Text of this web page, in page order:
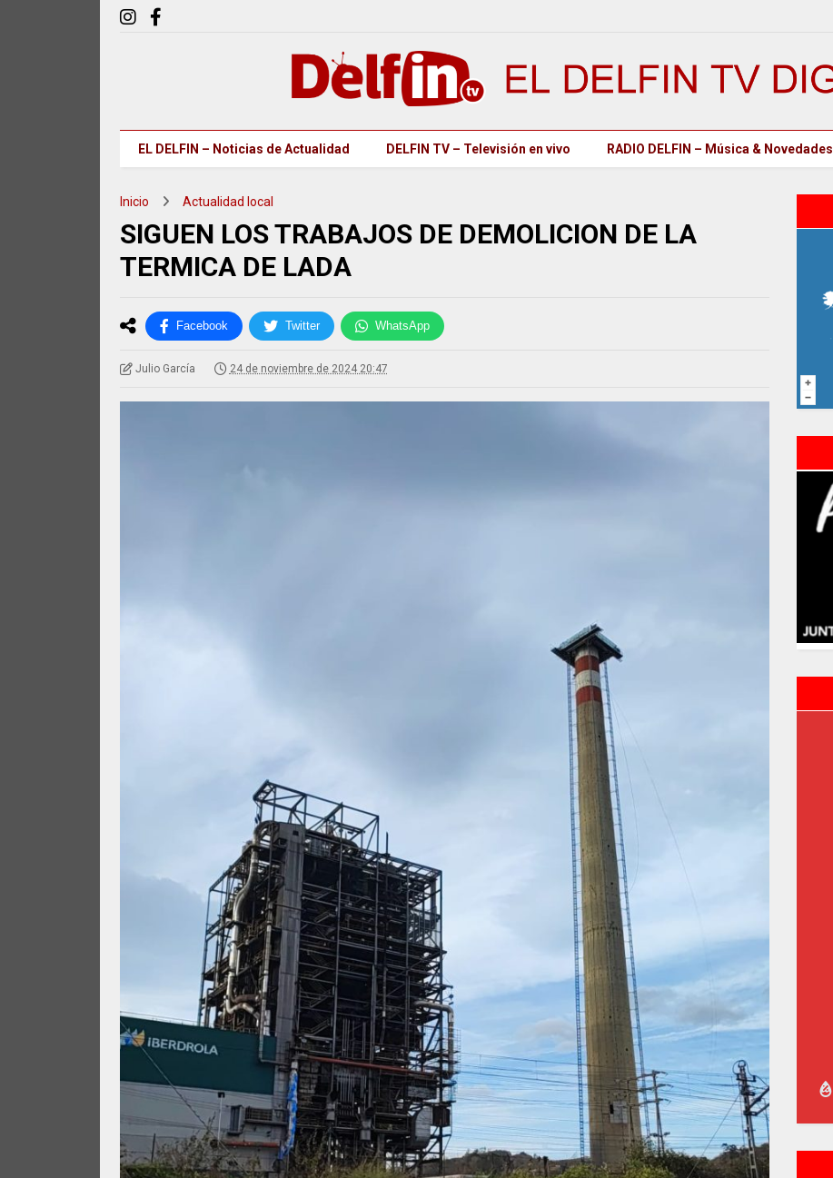
EL DELFIN – Noticias de Actualidad DELFIN TV – Televisión en vivo RADIO DELFIN – Música & Novedades
Inicio Actualidad local
SIGUEN LOS TRABAJOS DE DEMOLICION DE LA
TERMICA DE LADA
Facebook Twitter WhatsApp
Julio García 24 de noviembre de 2024 20:47